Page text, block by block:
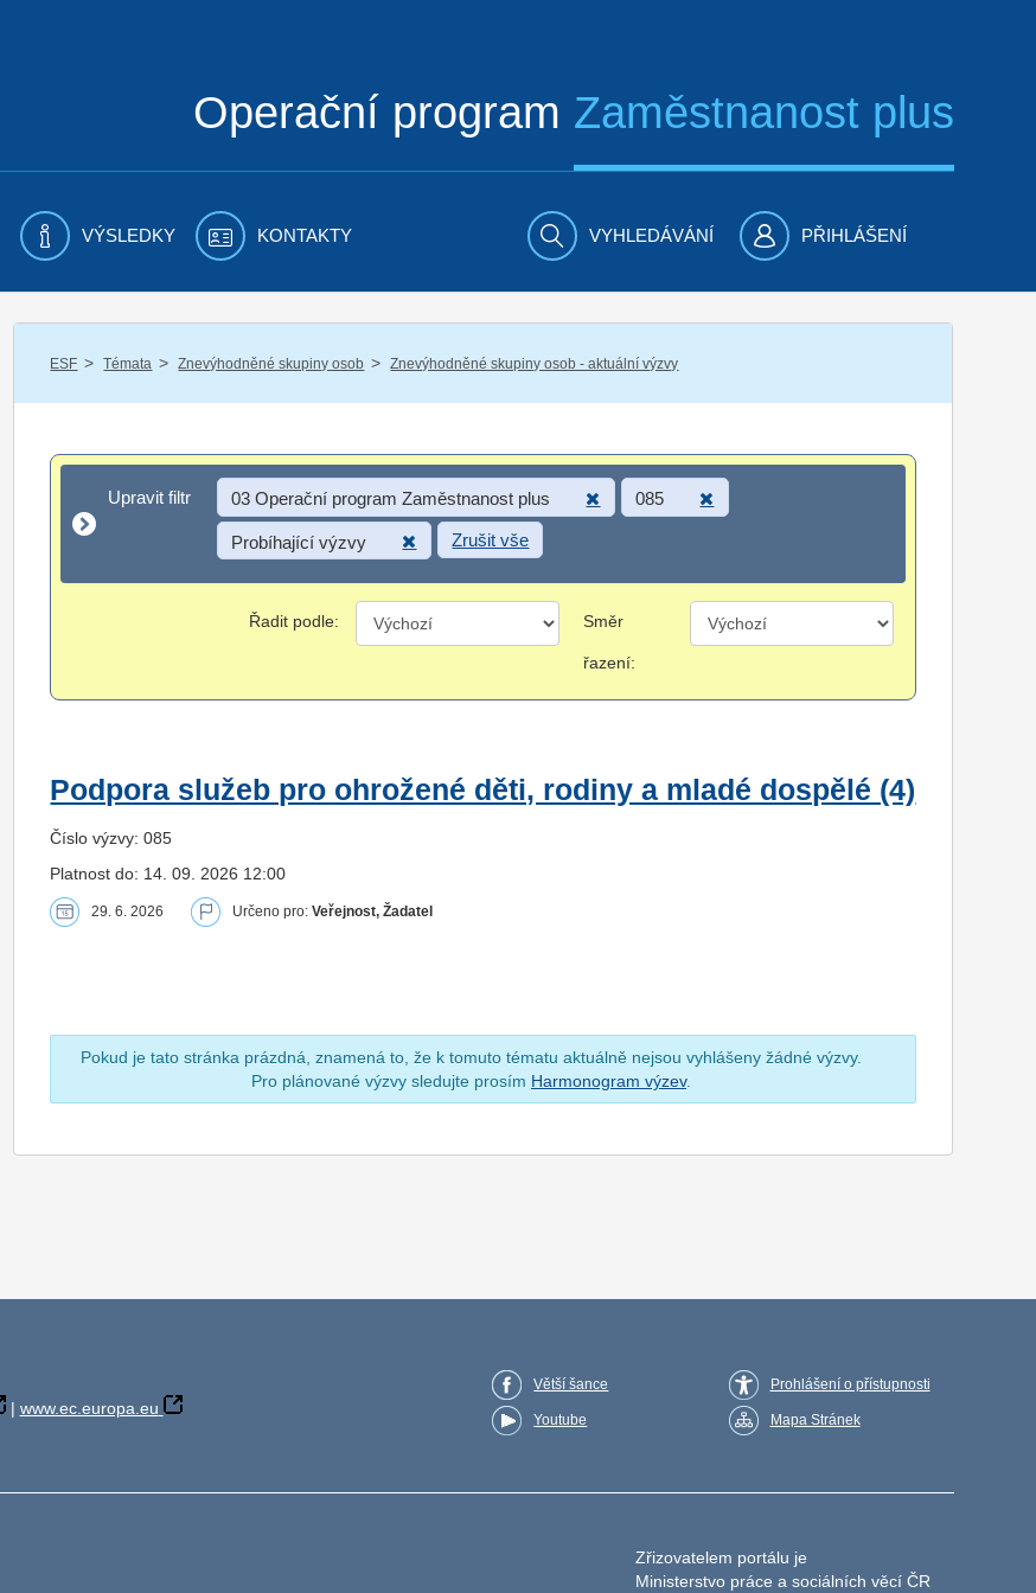
Operační program Zaměstnanost plus
VÝSLEDKY KONTAKTY VYHLEDÁVÁNÍ PŘIHLÁŠENÍ
ESF / Témata / Znevýhodněné skupiny osob / Znevýhodněné skupiny osob - aktuální výzvy
Upravit filtr
Upravit filtr 03 Operační program Zaměstnanost plus 085
Probíhající výzvy Zrušit vše
Řadit podle: Směr
řazení:
Podpora služeb pro ohrožené děti, rodiny a mladé dospělé (4)
Číslo výzvy: 085
Platnost do: 14. 09. 2026 12:00
29. 6. 2026 Určeno pro:Veřejnost, Žadatel
Pokud je tato stránka prázdná, znamená to, že k tomuto tématu aktuálně nejsou vyhlášeny žádné výzvy.
Pro plánované výzvy sledujte prosím Harmonogram výzev.
| www.ec.europa.eu
Větší šance
Youtube
Prohlášení o přístupnosti
Mapa Stránek
Zřizovatelem portálu je
Ministerstvo práce a sociálních věcí ČR